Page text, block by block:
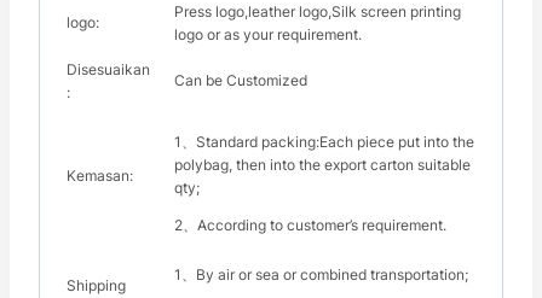
logo:
Press logo,leather logo,Silk screen printing
logo or as your requirement.
Disesuaikan
:
Can be Customized
Kemasan:
1、Standard packing:Each piece put into the
polybag, then into the export carton suitable
qty;
2、According to customer’s requirement.
Shipping
1、By air or sea or combined transportation;